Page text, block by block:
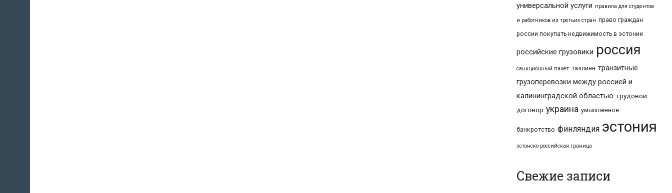
универсальной услуги правила для студентов
и работников из третьих стран право граждан
россии покупать недвижимость в эстонии
российские грузовики россия
санкционный пакет таллинн транзитные
грузоперевозки между россией и
калининградской областью трудовой
договор украина умышленное
банкротство финляндия эстония
эстонско-российская граница
Свежие записи